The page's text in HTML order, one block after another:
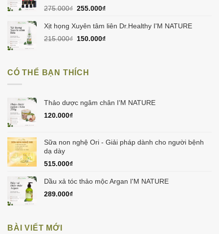
275.000₫ Giá
là:
255.000₫Giá
tại
255.000₫.
Xịt họng Xuyên tâm liên Dr.Healthy I'M NATURE
215.000₫ Giá
150.000₫Giá
CÓ THỂ BẠN THÍCH
Thảo dược ngâm chân I'M NATURE
120.000₫
Sữa non nghệ Ori - Giải pháp dành cho người bệnh
dạ dày
515.000₫
Dầu xả tóc thảo mộc Argan I'M NATURE
289.000₫
BÀI VIẾT MỚI